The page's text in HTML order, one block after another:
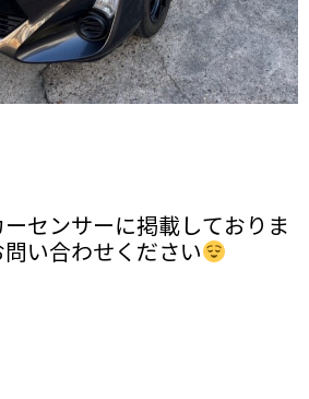
センサーに掲載しておりま
い合わせください